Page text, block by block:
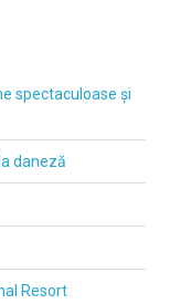
spectaculoase și
daneză
Resort